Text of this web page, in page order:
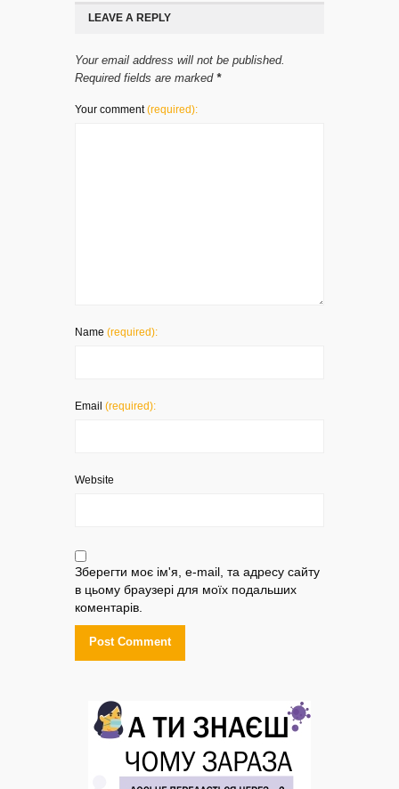
LEAVE A REPLY
Your email address will not be published.
Required fields are marked *
Your comment(required):
Name (required):
Email (required):
Website
Зберегти моє ім'я, e-mail, та адресу сайту
в цьому браузері для моїх подальших
коментарів.